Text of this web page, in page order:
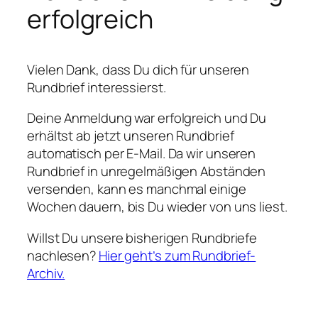
erfolgreich
Vielen Dank, dass Du dich für unseren
Rundbrief interessierst.
Deine Anmeldung war erfolgreich und Du
erhältst ab jetzt unseren Rundbrief
automatisch per E-Mail. Da wir unseren
Rundbrief in unregelmäßigen Abständen
versenden, kann es manchmal einige
Wochen dauern, bis Du wieder von uns liest.
Willst Du unsere bisherigen Rundbriefe
nachlesen?Hier geht’s zum Rundbrief-
Archiv.